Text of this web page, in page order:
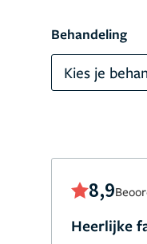
Behandeling
Kies je
8,9
Heerlijke